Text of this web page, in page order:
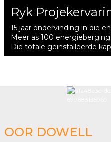
Ryk
15 jaar ondervinding in die
Meer as 100
Die totale geïnstalleerde
OOR DOWELL